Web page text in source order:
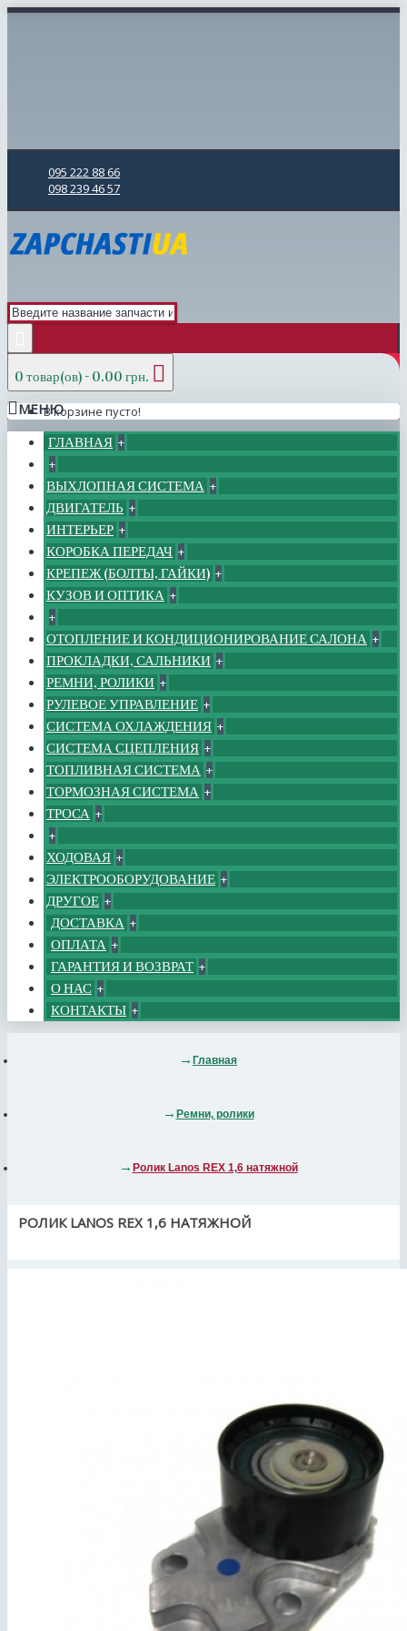
095 222 88 66
098 239 46 57
0 товар(ов) - 0.00 грн.
В корзине пусто!
МЕНЮ
ГЛАВНАЯ +
+
ВЫХЛОПНАЯ СИСТЕМА +
ДВИГАТЕЛЬ +
ИНТЕРЬЕР +
КОРОБКА ПЕРЕДАЧ +
КРЕПЕЖ (БОЛТЫ, ГАЙКИ) +
КУЗОВ И ОПТИКА +
+
ОТОПЛЕНИЕ И КОНДИЦИОНИРОВАНИЕ САЛОНА +
ПРОКЛАДКИ, САЛЬНИКИ +
РЕМНИ, РОЛИКИ +
РУЛЕВОЕ УПРАВЛЕНИЕ +
СИСТЕМА ОХЛАЖДЕНИЯ +
СИСТЕМА СЦЕПЛЕНИЯ +
ТОПЛИВНАЯ СИСТЕМА +
ТОРМОЗНАЯ СИСТЕМА +
ТРОСА +
+
ХОДОВАЯ +
ЭЛЕКТРООБОРУДОВАНИЕ +
ДРУГОЕ +
ДОСТАВКА +
ОПЛАТА +
ГАРАНТИЯ И ВОЗВРАТ +
О НАС +
КОНТАКТЫ +
Главная
Ремни, ролики
Ролик Lanos REX 1,6 натяжной
РОЛИК LANOS REX 1,6 НАТЯЖНОЙ